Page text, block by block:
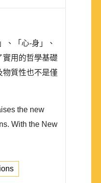
、「心-身」、
實用的哲學基礎
物質性也不是僅
the new
With the New